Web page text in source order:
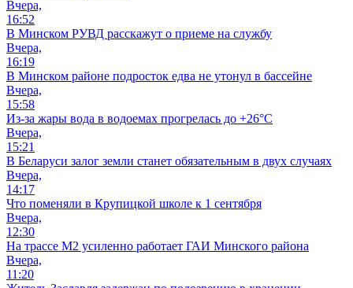
Вчера,
16:52
В Минском РУВД расскажут о приеме на службу
Вчера,
16:19
В Минском районе подросток едва не утонул в бассейне
Вчера,
15:58
Из-за жары вода в водоемах прогрелась до +26°C
Вчера,
15:21
В Беларуси залог земли станет обязательным в двух случаях
Вчера,
14:17
Что поменяли в Крупицкой школе к 1 сентября
Вчера,
12:30
На трассе М2 усиленно работает ГАИ Минского района
Вчера,
11:20